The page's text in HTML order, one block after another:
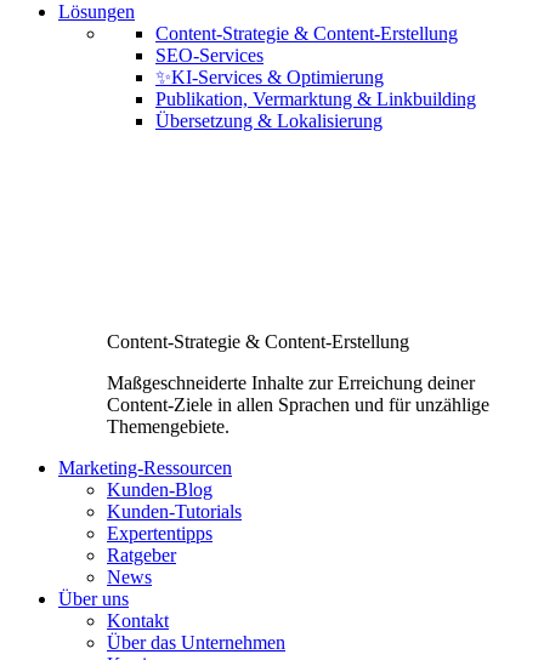
Lösungen
Content-Strategie & Content-Erstellung
SEO-Services
✨KI-Services & Optimierung
Publikation, Vermarktung & Linkbuilding
Übersetzung & Lokalisierung
Content-Strategie & Content-Erstellung
Maßgeschneiderte Inhalte zur Erreichung deiner
Content-Ziele in allen Sprachen und für unzählige
Themengebiete.
Marketing-Ressourcen
Kunden-Blog
Kunden-Tutorials
Expertentipps
Ratgeber
News
Über uns
Kontakt
Über das Unternehmen